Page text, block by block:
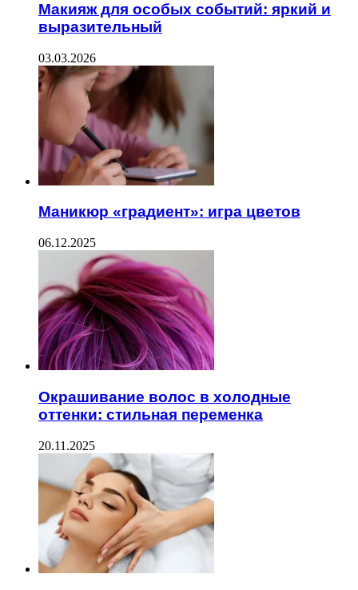
Макияж для особых событий: яркий и
выразительный
03.03.2026
Маникюр «градиент»: игра цветов
06.12.2025
Окрашивание волос в холодные
оттенки: стильная переменка
20.11.2025